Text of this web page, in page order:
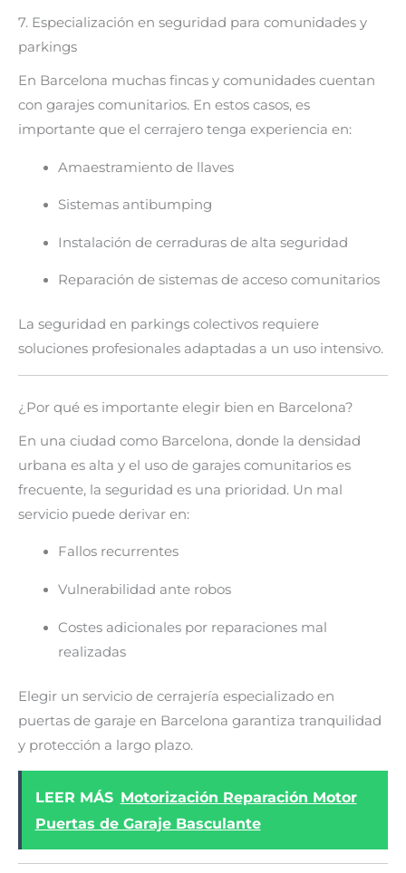
7. Especialización en seguridad para comunidades y
parkings
En Barcelona muchas fincas y comunidades cuentan
con garajes comunitarios. En estos casos, es
importante que el cerrajero tenga experiencia en:
Amaestramiento de llaves
Sistemas antibumping
Instalación de cerraduras de alta seguridad
Reparación de sistemas de acceso comunitarios
La seguridad en parkings colectivos requiere
soluciones profesionales adaptadas a un uso intensivo.
¿Por qué es importante elegir bien en Barcelona?
En una ciudad como Barcelona, donde la densidad
urbana es alta y el uso de garajes comunitarios es
frecuente, la seguridad es una prioridad. Un mal
servicio puede derivar en:
Fallos recurrentes
Vulnerabilidad ante robos
Costes adicionales por reparaciones mal
realizadas
Elegir un servicio de cerrajería especializado en
puertas de garaje en Barcelona garantiza tranquilidad
y protección a largo plazo.
LEER MÁS Motorización Reparación Motor
Puertas de Garaje Basculante